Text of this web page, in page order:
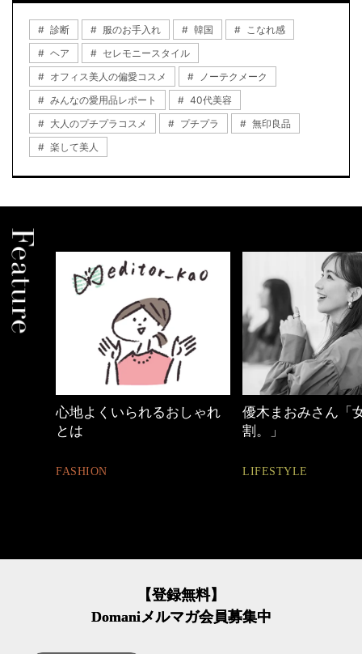
診断 服のお手入れ 韓国
こなれ感
ヘア
セレモニースタイル
オフィス美人の偏愛コスメ
ノーテクメーク
みんなの愛用品レポート
40代美容
大人のプチプラコスメ
プチプラ
無印良品
楽して美人
優木まおみさん「女の時間
割。」
LIFESTYLE
働く女性のバッグ
【登録無料】
Domaniメルマガ会員募集中